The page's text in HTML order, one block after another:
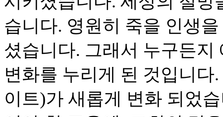
습니다. 영원히 죽을 인생
셨습니다. 그래서 누구든
변화를 누리게 된 것입니다
이트)가 새롭게 변화 되었